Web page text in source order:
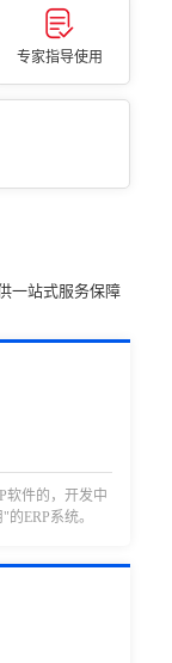
专家指导使用
一站式服务保障
软件的，开发中
ERP系统。